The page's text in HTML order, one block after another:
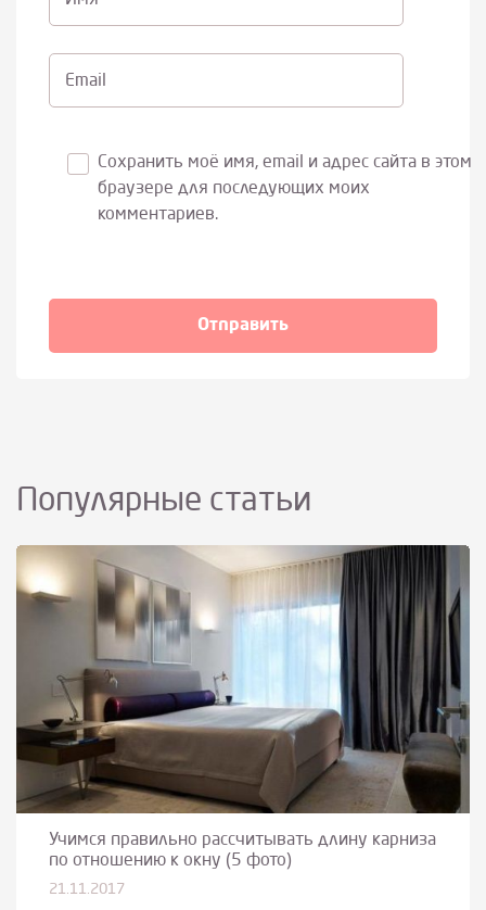
Email
Сохранить моё имя, email и адрес сайта в этом
браузере для последующих моих
комментариев.
Популярные статьи
Учимся правильно рассчитывать длину карниза
по отношению к окну (5 фото)
21.11.2017